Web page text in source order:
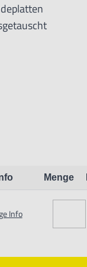
bis 45°
Menge
Info